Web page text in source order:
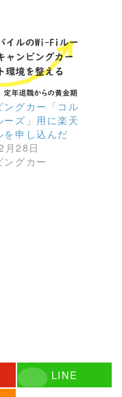
ングカー「コル
ーズ」用に楽天
を申し込んだ
月28日
ングカー
LINE